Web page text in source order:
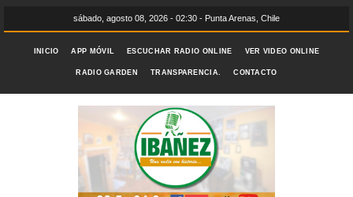
sábado, agosto 08, 2026 - 02:30 - Punta Arenas, Chile
INICIO APP MÓVIL ESCUCHAR RADIO ONLINE VER VIDEO ONLINE
RADIO GARDEN TRANSPARENCIA. CONTACTO